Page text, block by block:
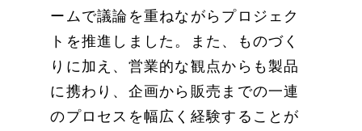
ームで議論を重ねながらプロジェク
トを推進しました。また、ものづく
りに加え、営業的な観点からも製品
に携わり、企画から販売までの一連
のプロセスを幅広く経験することが